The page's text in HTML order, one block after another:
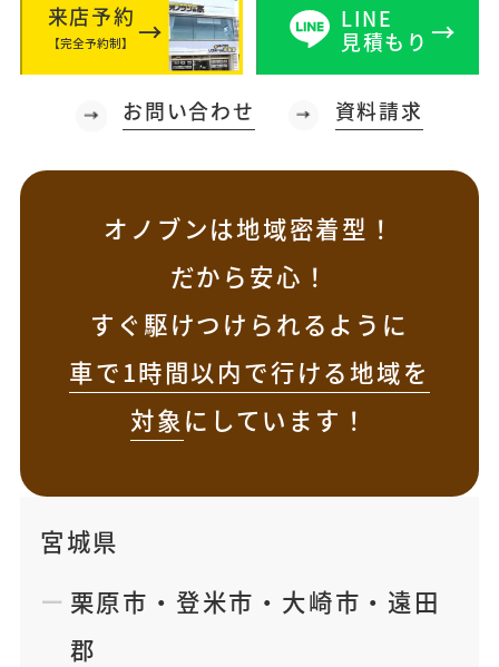
来店予約
【完全予約制】
LINE
見積もり
お問い合わせ 資料請求
オノブンは地域密着型！
だから安心！
すぐ駆けつけられるように
車で1時間以内で行ける地域を
対象にしています！
宮城県
栗原市 ・ 登米市 ・ 大崎市 ・ 遠田
郡